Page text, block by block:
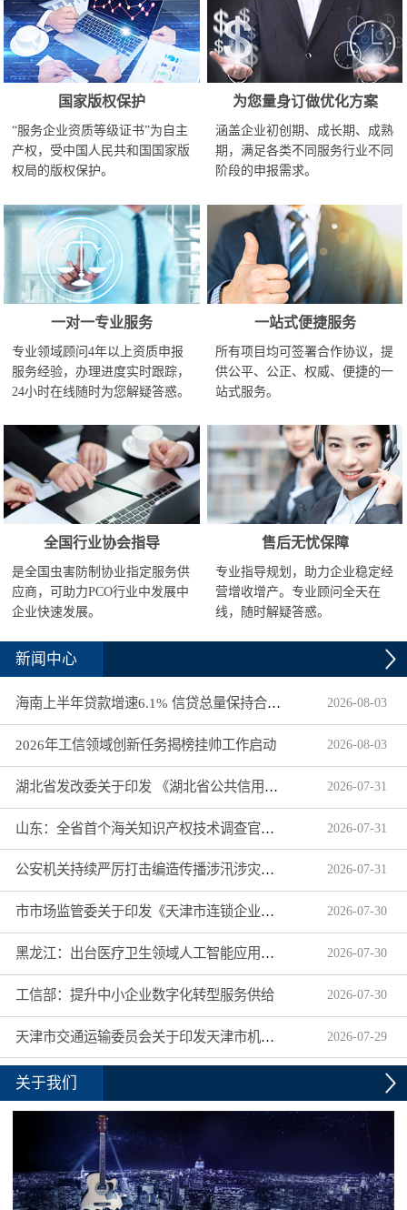
国家版权保护
“服务企业资质等级证书”为自主
产权，受中国人民共和国国家版
权局的版权保护。
为您量身订做优化方案
涵盖企业初创期、成长期、成熟
期，满足各类不同服务行业不同
阶段的申报需求。
一对一专业服务
专业领域顾问4年以上资质申报
服务经验，办理进度实时跟踪，
24小时在线随时为您解疑答惑。
一站式便捷服务
所有项目均可签署合作协议，提
供公平、公正、权威、便捷的一
站式服务。
全国行业协会指导
是全国虫害防制协业指定服务供
应商，可助力PCO行业中发展中
企业快速发展。
售后无忧保障
专业指导规划，助力企业稳定经
营增收增产。专业顾问全天在
线，随时解疑答惑。
新闻中心
海南上半年贷款增速6.1% 信贷总量保持合理平稳增长 2026-08-03
2026年工信领域创新任务揭榜挂帅工作启动 2026-08-03
湖北省发改委关于印发 《湖北省公共信用信息目录（2026年版）》的通知 2026-07-31
山东：全省首个海关知识产权技术调查官制度落地济南自贸片区 2026-07-31
公安机关持续严厉打击编造传播涉汛涉灾网络谣言 2026-07-31
市市场监管委关于印发《天津市连锁企业食品经营许可“先证后核”信用承诺审批实施办法》的通知 2026-07-30
黑龙江：出台医疗卫生领域人工智能应用工作实施方案 2026-07-30
工信部：提升中小企业数字化转型服务供给 2026-07-30
天津市交通运输委员会关于印发天津市机动车驾驶员培训机构及教练员综合信用评价管理办法的通知 2026-07-29
关于我们